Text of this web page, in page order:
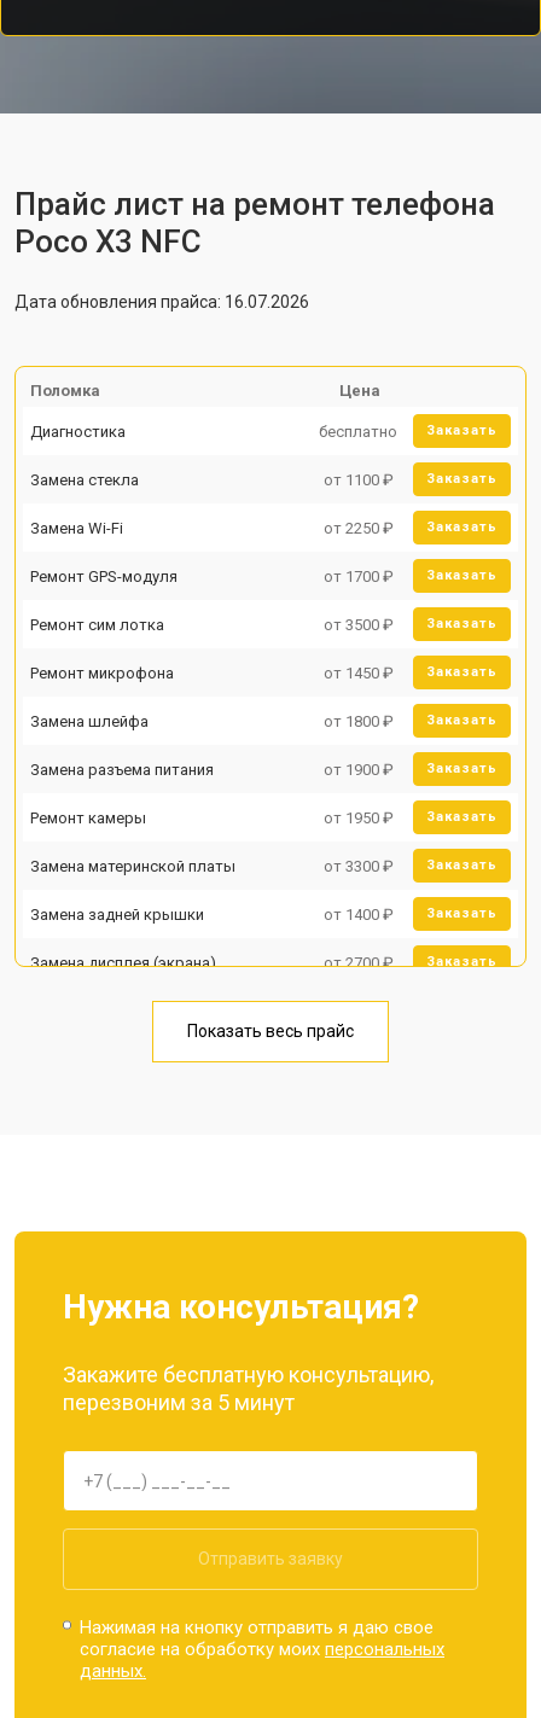
Прайс лист на ремонт телефона
Poco X3 NFC
Дата обновления прайса: 16.07.2026
Поломка Цена
Диагностика бесплатно Заказать
Замена стекла от 1100 ₽ Заказать
Замена Wi-Fi от 2250 ₽ Заказать
Ремонт GPS-модуля от 1700 ₽ Заказать
Ремонт сим лотка от 3500 ₽ Заказать
Ремонт микрофона от 1450 ₽ Заказать
Замена шлейфа от 1800 ₽ Заказать
Замена разъема питания от 1900 ₽ Заказать
Ремонт камеры от 1950 ₽ Заказать
Замена материнской платы от 3300 ₽ Заказать
Замена задней крышки от 1400 ₽ Заказать
Замена дисплея (экрана) от 2700 ₽ Заказать
Замена кнопки включения от 1750 ₽
Показать весь прайс
Нужна консультация?
Закажите бесплатную консультацию,
перезвоним за 5 минут
Отправить заявку
Нажимая на кнопку отправить я даю свое
согласие на обработку моихперсональных
данных.